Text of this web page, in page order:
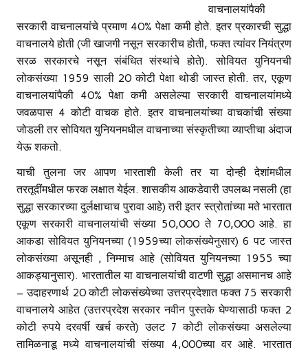
वाचनालयांपैकी
सरकारी वाचनालयांचे प्रमाण 40% पेक्षा कमी होते. इतर प्रकारची सुद्धा
वाचनालये होती (जी खाजगी नसून सरकारीच होती, फक्त त्यांवर नियंत्रण
सरळ सरकारचे नसून संबंधित संस्थांचे होते). सोवियत युनियनची
लोकसंख्या 1959 साली 20 कोटी पेक्षा थोडी जास्त होती. तर, एकूण
वाचनालयांपैकी 40% पेक्षा कमी असलेल्या सरकारी वाचनालयांमध्ये
जवळपास 4 कोटी वाचक होते. इतर वाचनालयांच्या वाचकांची संख्या
जोडली तर सोवियत युनियनमधील वाचनाच्या संस्कृतीच्या व्याप्तीचा अंदाज
येऊ शकतो.
याची तुलना जर आपण भारताशी केली तर या दोन्ही देशांमधील
तरतूदींमधील फरक लक्षात येईल. शासकीय आकडेवारी उपलब्ध नसली (हा
सुद्धा सरकारच्या दुर्लक्षाचाच पुरावा आहे) तरी इतर स्त्रोतांच्या मते भारतात
एकूण सरकारी वाचनालयांची संख्या 50,000 ते 70,000 आहे. हा
आकडा सोवियत युनियनच्या (1959च्या लोकसंख्येनुसार) 6 पट जास्त
लोकसंख्या असूनही , निम्माच आहे (सोवियत युनियनच्या 1955 च्या
आकड्यानुसार). भारतातील या वाचनालयांची वाटणी सुद्धा असमानच आहे
– उदाहरणार्थ 20 कोटी लोकसंख्येच्या उत्तरप्रदेशात फक्त 75 सरकारी
वाचनालये आहेत (उत्तरप्रदेश सरकार नवीन पुस्तके घेण्यासाठी फक्त 2
कोटी रुपये दरवर्षी खर्च करते) उलट 7 कोटी लोकसंख्या असलेल्या
तामिळनाडू मध्ये वाचनालयांची संख्या 4,000च्या वर आहे. भारतात